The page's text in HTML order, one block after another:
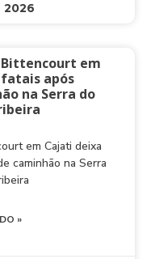
Bittencourt em
após
na Serra do
em Cajati deixa
caminhão na Serra
»